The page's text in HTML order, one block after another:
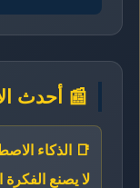
📰 أحدث
📑 الذكاء
لا يصنع الفكرة